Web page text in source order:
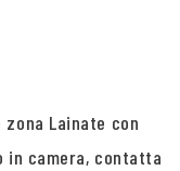
Lainate con
in camera, contatta